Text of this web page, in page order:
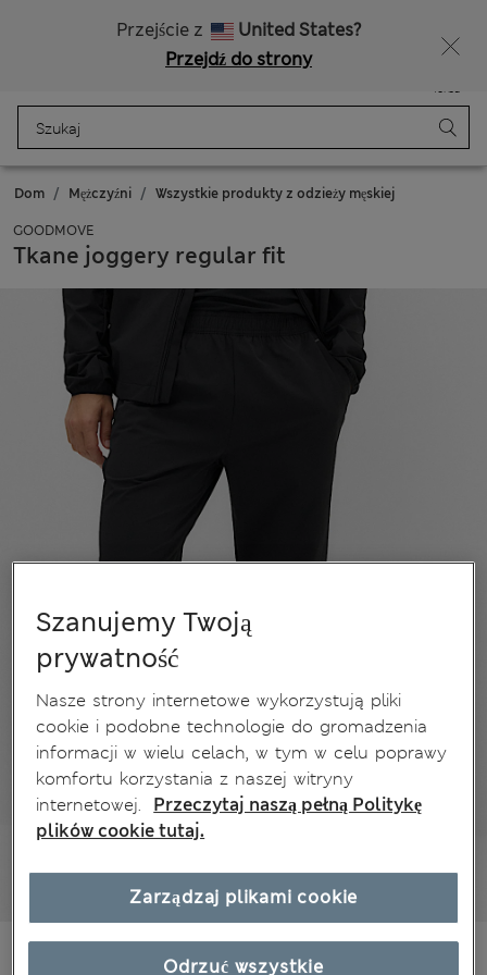
Przejście z
United States?
Przejdź do strony
Torba
Dom Mężczyźni Wszystkie produkty z odzieży męskiej
GOODMOVE
Tkane joggery regular fit
zł180,00
Szanujemy Twoją
prywatność
Nasze strony internetowe wykorzystują pliki
cookie i podobne technologie do gromadzenia
informacji w wielu celach, w tym w celu poprawy
komfortu korzystania z naszej witryny
internetowej.
Przeczytaj naszą pełną Politykę
plików cookie tutaj.
Odrzuć wszystkie
Zarządzaj plikami cookie